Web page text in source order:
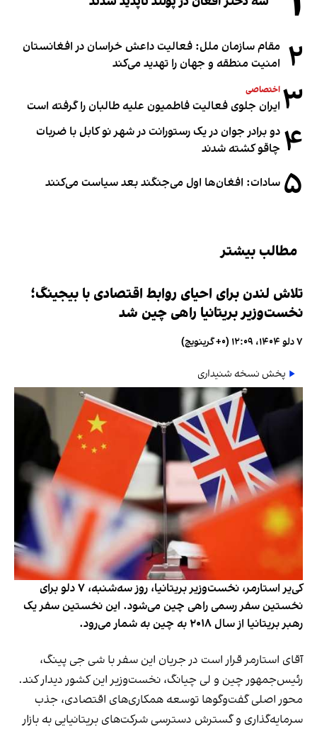
۲ مقام سازمان ملل: فعالیت داعش خراسان در افغانستان
امنیت منطقه و جهان را تهدید می‌کند
۳ اختصاصی
ایران جلوی فعالیت فاطمیون علیه طالبان را گرفته است
۴ دو برادر جوان در یک رستورانت در شهر نو کابل با ضربات
چاقو کشته شدند
۵ سادات: افغان‌ها اول می‌جنگند بعد سیاست می‌کنند
مطالب بیشتر
تلاش لندن برای احیای روابط اقتصادی با بیجینگ؛
نخست‌وزیر بریتانیا راهی چین شد
۷ دلو ۱۴۰۴، ۱۲:۰۹ (‎+۰ گرینویچ)
پخش نسخه شنیداری
کی‌یر استارمر، نخست‌وزیر بریتانیا، روز سه‌شنبه، ۷ دلو برای
نخستین سفر رسمی راهی چین می‌شود. این نخستین سفر یک
رهبر بریتانیا از سال ۲۰۱۸ به چین به شمار می‌رود.
آقای استارمر قرار است در جریان این سفر با شی جی پینگ،
رئیس‌جمهور چین و لی چیانگ، نخست‌وزیر این کشور دیدار کند.
محور اصلی گفت‌وگوها توسعه همکاری‌های اقتصادی، جذب
سرمایه‌گذاری و گسترش دسترسی شرکت‌های بریتانیایی به بازار